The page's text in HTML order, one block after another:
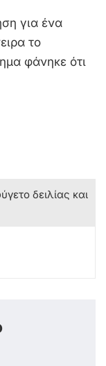
για ένα
το
φάνηκε ότι
δειλίας και